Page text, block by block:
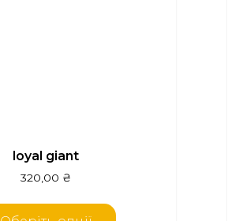
loyal giant
320,00 ₴